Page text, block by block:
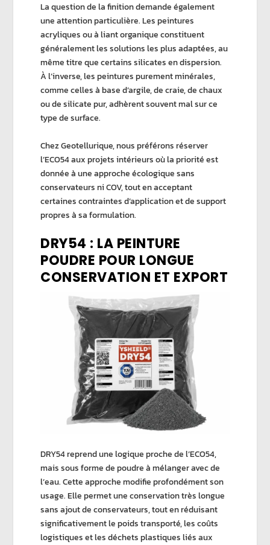
La question de la finition demande également
une attention particulière. Les peintures
acryliques ou à liant organique constituent
généralement les solutions les plus adaptées, au
même titre que certains silicates en dispersion.
À l’inverse, les peintures purement minérales,
comme celles à base d’argile, de craie, de chaux
ou de silicate pur, adhèrent souvent mal sur ce
type de surface.
ChezGeotellurique, nous préférons réserver
l’ECO54 aux projets intérieurs où la priorité est
donnée à une approche écologique sans
conservateurs ni COV, tout en acceptant
certaines contraintes d’application et de support
propres à sa formulation.
DRY54 : LA PEINTURE
POUDRE POUR LONGUE
CONSERVATION ET EXPORT
DRY54reprend une logique proche de l’ECO54,
mais sous forme depoudre à mélangeravec de
l’eau. Cette approche modifie profondément son
usage. Elle permet uneconservation très longue
sans ajout de conservateurs,tout en réduisant
significativement le poids transporté, les coûts
logistiques et les déchets plastiques liés aux